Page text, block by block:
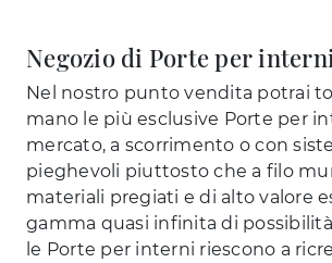
Negozio di Porte per interni
Nel nostro punto vendita potrai
mano le più esclusive Porte per
mercato, a scorrimento o con
pieghevoli piuttosto che a filo
materiali pregiati e di alto valore
gamma quasi infinita di
le Porte per interni riescono a